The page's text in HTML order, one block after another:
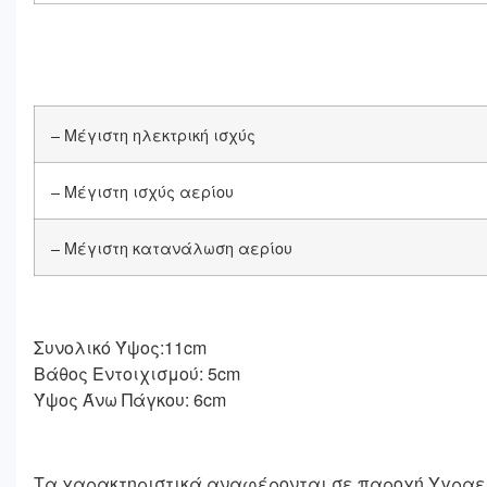
– Μέγιστη ηλεκτρική ισχύς
– Μέγιστη ισχύς αερίου
– Μέγιστη κατανάλωση αερίου
Συνολικό Ύψος:11cm
Βάθος Εντοιχισμού: 5cm
Ύψος Άνω Πάγκου: 6cm